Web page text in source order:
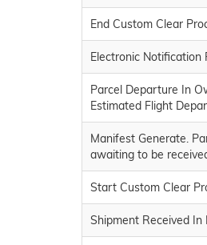
End Custom Clear
Electronic Notification
Parcel Departure In
Estimated Flight
Manifest Generate.
awaiting to be
Start Custom Clear
Shipment Received In